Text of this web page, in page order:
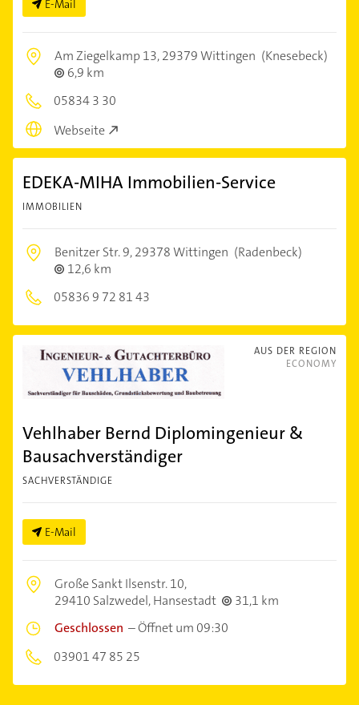
E-Mail
Am Ziegelkamp 13,29379 Wittingen (Knesebeck)
6,9 km
05834 3 30
Webseite
EDEKA-MIHA Immobilien-Service
IMMOBILIEN
Benitzer Str. 9,29378 Wittingen (Radenbeck)
12,6 km
05836 9 72 81 43
AUS DER REGION
ECONOMY
Vehlhaber Bernd Diplomingenieur &
Bausachverständiger
SACHVERSTÄNDIGE
E-Mail
Große Sankt Ilsenstr. 10,
29410 Salzwedel, Hansestadt
31,1 km
Geschlossen –Öffnet um 09:30
03901 47 85 25